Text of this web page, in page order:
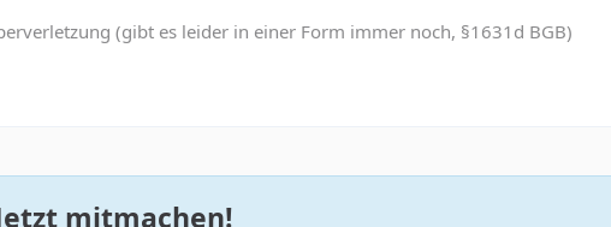
(gibt es leider in einer Form immer noch, §1631d BGB)
mitmachen!